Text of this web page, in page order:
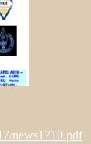
news1710.pdf